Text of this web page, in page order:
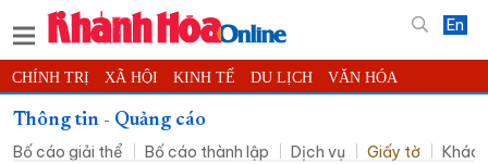
En
CHÍNH TRỊ XÃ HỘI KINH TẾ DU LỊCH VĂN HÓA
THỂ THAO ĐỜI SỐNG TIN ĐỊA PHƯƠNG
KHOA HỌC - CÔNG NGHỆ PHÁP LUẬT BẠN ĐỌC PHÓNG SỰ
Thông tin - Quảng cáo
Bố cáo giải thể
Bố cáo thành lập Dịch vụ Giấy tờ Khác